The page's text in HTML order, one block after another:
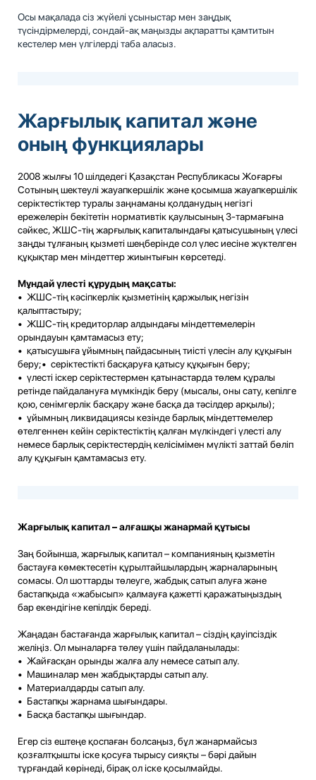
Осы мақалада сіз жүйелі ұсыныстар мен заңдық
түсіндірмелерді, сондай-ақ маңызды ақпаратты қамтитын
кестелер мен үлгілерді таба аласыз.
Жарғылық капитал және
оның функциялары
2008 жылғы 10 шілдедегі Қазақстан Республикасы Жоғарғы
Сотының шектеулі жауапкершілік және қосымша жауапкершілік
серіктестіктер туралы заңнаманы қолданудың негізгі
ережелерін бекітетін нормативтік қаулысының 3-тармағына
сәйкес, ЖШС-тің жарғылық капиталындағы қатысушының үлесі
заңды тұлғаның қызметі шеңберінде сол үлес иесіне жүктелген
құқықтар мен міндеттер жиынтығын көрсетеді.
Мұндай үлесті құрудың мақсаты:
• ЖШС-тің кәсіпкерлік қызметінің қаржылық негізін
қалыптастыру;
• ЖШС-тің кредиторлар алдындағы міндеттемелерін
орындауын қамтамасыз ету;
• қатысушыға ұйымның пайдасының тиісті үлесін алу құқығын
беру;• серіктестікті басқаруға қатысу құқығын беру;
• үлесті іскер серіктестермен қатынастарда төлем құралы
ретінде пайдалануға мүмкіндік беру (мысалы, оны сату, кепілге
қою, сенімгерлік басқару және басқа да тәсілдер арқылы);
• ұйымның ликвидациясы кезінде барлық міндеттемелер
өтелгеннен кейін серіктестіктің қалған мүлкіндегі үлесті алу
немесе барлық серіктестердің келісімімен мүлікті заттай бөліп
алу құқығын қамтамасыз ету.
Жарғылық капитал – алғашқы жанармай құтысы
Заң бойынша, жарғылық капитал – компанияның қызметін
бастауға көмектесетін құрылтайшылардың жарналарының
сомасы. Ол шоттарды төлеуге, жабдық сатып алуға және
бастапқыда «жабысып» қалмауға қажетті қаражатыңыздың
бар екендігіне кепілдік береді.
Жаңадан бастағанда жарғылық капитал – сіздің қауіпсіздік
желіңіз. Ол мыналарға төлеу үшін пайдаланылады:
• Жайғасқан орынды жалға алу немесе сатып алу.
• Машиналар мен жабдықтарды сатып алу.
• Материалдарды сатып алу.
• Бастапқы жарнама шығындары.
• Басқа бастапқы шығындар.
Егер сіз ештеңе қоспаған болсаңыз, бұл жанармайсыз
қозғалтқышты іске қосуға тырысу сияқты – бәрі дайын
тұрғандай көрінеді, бірақ ол іске қосылмайды.